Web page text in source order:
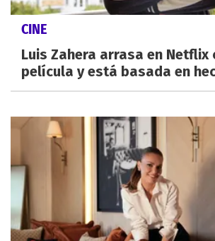
CINE
Luis Zahera arrasa en Netflix
película y está basada en